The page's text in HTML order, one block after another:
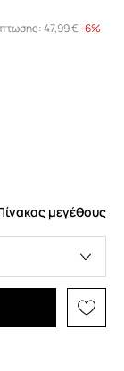
47,99 € -6%
μεγέθους